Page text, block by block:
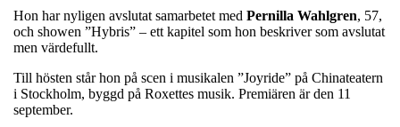
Hon har nyligen avslutat samarbetet med Pernilla Wahlgren, 57,
och showen ”Hybris” – ett kapitel som hon beskriver som avslutat
men värdefullt.
Till hösten står hon på scen i musikalen ”Joyride” på Chinateatern
i Stockholm, byggd på Roxettes musik. Premiären är den 11
september.